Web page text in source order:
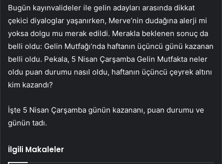
Bugün kayınvalideler ile gelin adayları arasında dikkat
çekici diyaloglar yaşanırken, Merve’nin dudağına alerji mi
yoksa dolgu mu merak edildi. Merakla beklenen sonuç da
belli oldu: Gelin Mutfağı’nda haftanın üçüncü günü kazanan
belli oldu. Pekala, 5 Nisan Çarşamba Gelin Mutfakta neler
oldu puan durumu nasıl oldu, haftanın üçüncü çeyrek altını
kim kazandı?
İşte 5 Nisan Çarşamba günün kazananı, puan durumu ve
günün tadı.
İlgili Makaleler